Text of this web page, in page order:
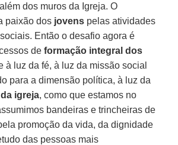
dos muros da Igreja. O
paixão dos jovens pelas atividades
Então o desafio agora é
deformação integral dos
à luz da fé, à luz da missão social
para a dimensão política, à luz da
igreja, como que estamos no
bandeiras e trincheiras de
promoção da vida, da dignidade
das pessoas mais